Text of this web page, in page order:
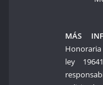
MÁS
ley